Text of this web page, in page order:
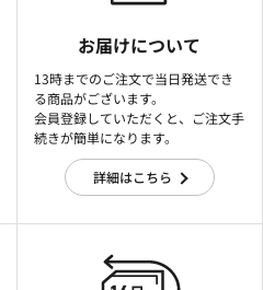
お届けについて
13時までのご注文で当日発送でき
る商品がございます。
会員登録していただくと、ご注文手
続きが簡単になります。
詳細はこちら